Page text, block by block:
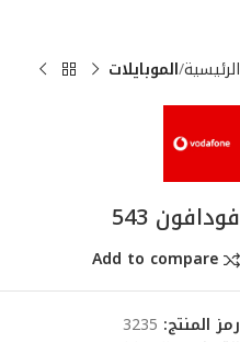
الرئيسية الموبايلات
فودافون 543
Add to compare
رمز المنتج: 3235